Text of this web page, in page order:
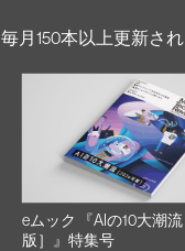
月150本以上更新さ
eムック 『AIの10大潮
版］』特集号